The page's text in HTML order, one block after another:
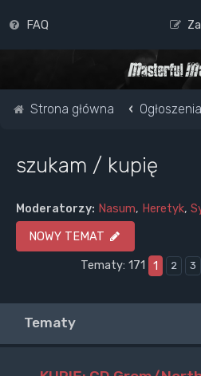
FAQ
Strona główna Ogłoszenia
szukam / kupię
Moderatorzy: Nasum, Heretyk,
NOWY TEMAT
Tematy: 171
1 2 3
Tematy